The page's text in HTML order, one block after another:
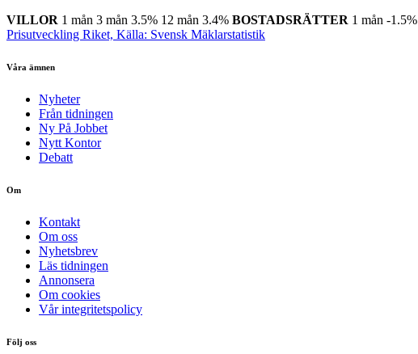
VILLOR 1 mån 3 mån 3.5% 12 mån 3.4% BOSTADSRÄTTER 1 mån -1.5%
Prisutveckling Riket, Källa: Svensk Mäklarstatistik
Våra ämnen
Nyheter
Från tidningen
Ny På Jobbet
Nytt Kontor
Debatt
Om
Kontakt
Om oss
Nyhetsbrev
Läs tidningen
Annonsera
Om cookies
Vår integritetspolicy
Följ oss